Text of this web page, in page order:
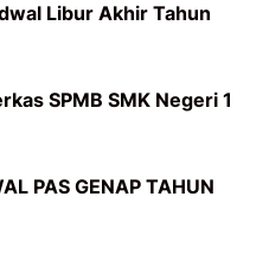
Libur Akhir Tahun
SPMB SMK Negeri 1
PAS GENAP TAHUN